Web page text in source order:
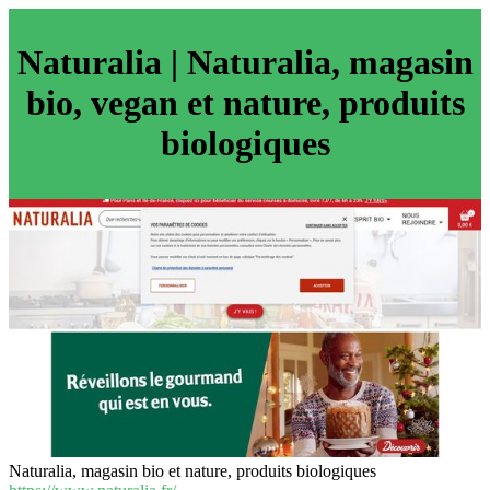
Naturalia | Naturalia, magasin
bio, vegan et nature, produits
biologiques
Naturalia, magasin bio et nature, produits biologiques